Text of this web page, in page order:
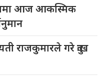
आज आकस्मिक
राजकुमारले गरे दुःख